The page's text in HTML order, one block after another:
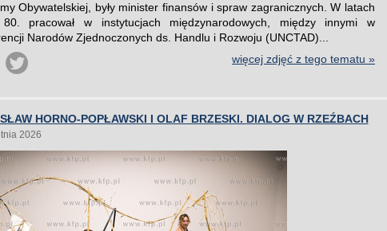
Obywatelskiej, były minister finansów i spraw zagranicznych. W latach
pracował w instytucjach międzynarodowych, między innymi w
Narodów Zjednoczonych ds. Handlu i Rozwoju (UNCTAD)...
więcej zdjęć z tego tematu »
HORNO-POPŁAWSKI I OLAF BRZESKI. DIALOG W RZEŹBACH
2026